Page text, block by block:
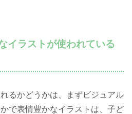
イラストが使われている
るかどうかは、まずビジュアル
で表情豊かなイラストは、子ど